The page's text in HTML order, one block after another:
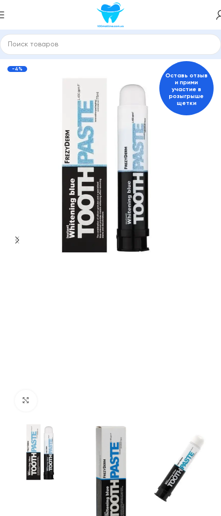
пасты и средства для гигиены полости рта FrezyDerm
-4%
Оставь отзыв
и прими
участие в
розыгрыше
щетки